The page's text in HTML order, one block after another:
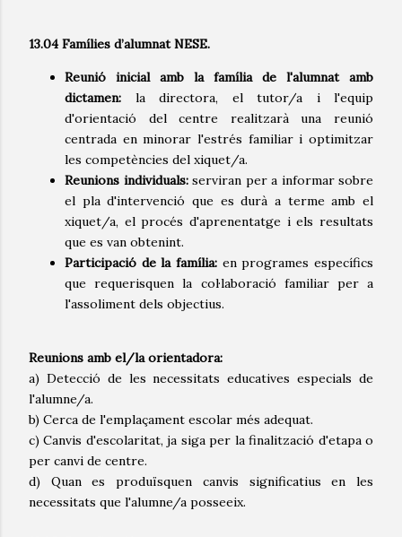
13.04 Famílies d’alumnat NESE.
Reunió inicial amb la família de l'alumnat amb
dictamen: la directora, el tutor/a i l'equip
d'orientació del centre realitzarà una reunió
centrada en minorar l'estrés familiar i optimitzar
les competències del xiquet/a.
Reunions individuals:serviran per a informar sobre
el pla d'intervenció que es durà a terme amb el
xiquet/a, el procés d'aprenentatge i els resultats
que es van obtenint.
Participació de la família: en programes específics
que requerisquen la col·laboració familiar per a
l'assoliment dels objectius.
Reunions amb el/la orientadora:
a) Detecció de les necessitats educatives especials de
l'alumne/a.
b) Cerca de l'emplaçament escolar més adequat.
c) Canvis d'escolaritat, ja siga per la finalització d'etapa o
per canvi de centre.
d) Quan es produïsquen canvis significatius en les
necessitats que l'alumne/a posseeix.